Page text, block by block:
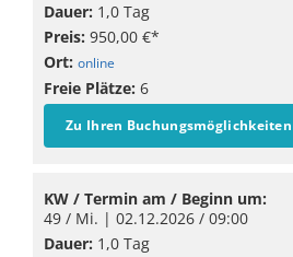
Dauer: 1,0 Tag
Preis: 950,00 €*
Ort: online
Freie Plätze: 6
Zu Ihren Buchungsmöglichkeiten
KW / Termin am / Beginn um:
49 / Mi. | 02.12.2026 / 09:00
Dauer: 1,0 Tag